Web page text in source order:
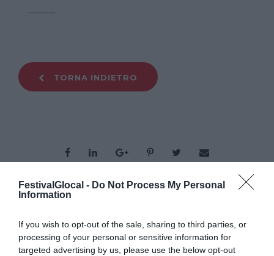
FestivalGlocal - Do Not Process My Personal
Information
If you wish to opt-out of the sale, sharing to third parties, or
processing of your personal or sensitive information for
targeted advertising by us, please use the below opt-out
TORNA INDIETRO
ORGANIZZATO DA